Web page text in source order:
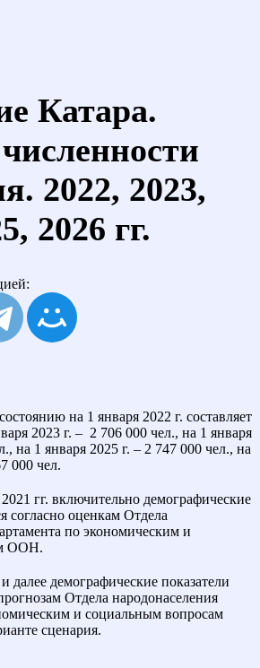
Катара.
2022, 2023,
2026 гг.
на 1 января 2022 г. составляет
2023 г. – 2 706 000 чел., на 1 января
на 1 января 2025 г. – 2 747 000 чел., на
000 чел.
гг. включительно демографические
согласно оценкам Отдела
по экономическим и
ООН.
далее демографические показатели
Отдела народонаселения
и социальным вопросам
сценария.